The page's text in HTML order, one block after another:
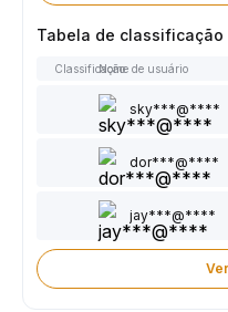
Tabela de classificação
ClassificaçãoNome de usuário
sky***@****
dor***@****
jay***@****